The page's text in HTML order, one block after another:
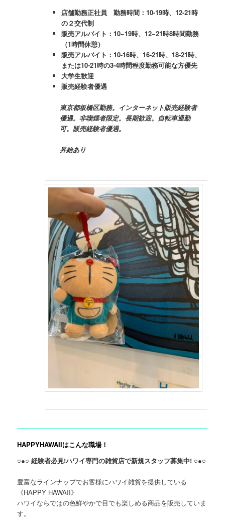
店舗勤務正社員 勤務時間：10-19時、12-21時
の２交代制
販売アルバイト：10−19時、12−21時8時間勤務
（1時間休憩）
販売アルバイト：10-16時、16-21時、18-21時、
または10-21時の3-4時間程度勤務可能な方優先
大学生歓迎
販売経験者優遇
東京都板橋区勤務。インターネット販売経験者
優遇。非喫煙者限定。 長期歓迎。自転車通勤
可。販売経験者優遇。
昇給あり
HAPPYHAWAIIはこんな職場！
○●○ 経験者必見!ハワイ専門の雑貨店で新規スタッフ募集中! ○●○
豊富なラインナップでお客様にハワイ雑貨を提供している
《HAPPY HAWAII》
ハワイならではの色鮮やかで目でも楽しめる商品を販売していま
す。